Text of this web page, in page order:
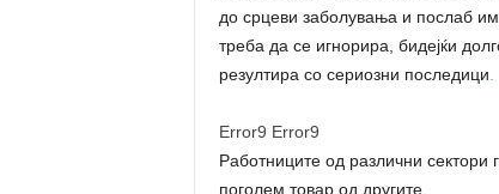
до срцеви заболувања и послаб
треба да се игнорира, бидејќи
резултира со сериозни последици
Error9 Error9
Работниците од различни сектори
поголем товар од другите.